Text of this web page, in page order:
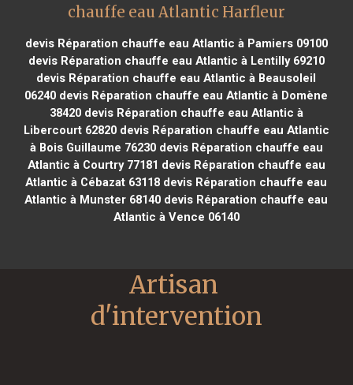
chauffe eau Atlantic Harfleur
devis Réparation chauffe eau Atlantic à Pamiers 09100
devis Réparation chauffe eau Atlantic à Lentilly 69210
devis Réparation chauffe eau Atlantic à Beausoleil
06240 devis Réparation chauffe eau Atlantic à Domène
38420devis Réparation chauffe eau Atlantic à
Libercourt 62820devis Réparation chauffe eau Atlantic
à Bois Guillaume 76230devis Réparation chauffe eau
Atlantic à Courtry 77181 devis Réparation chauffe eau
Atlantic à Cébazat 63118 devis Réparation chauffe eau
Atlantic à Munster 68140 devis Réparation chauffe eau
Atlantic à Vence 06140
Artisan
d'intervention